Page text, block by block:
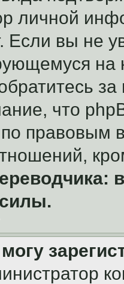
личной
Если вы не
что
правовым